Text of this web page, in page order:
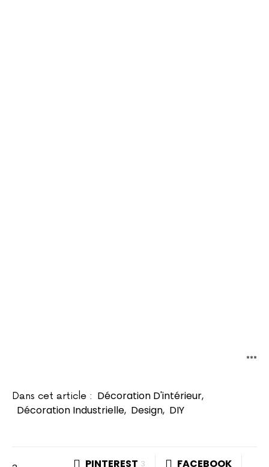
***
Dans cet article : Décoration D'intérieur,
Décoration Industrielle, Design, DIY
PINTEREST 3
FACEBOOK